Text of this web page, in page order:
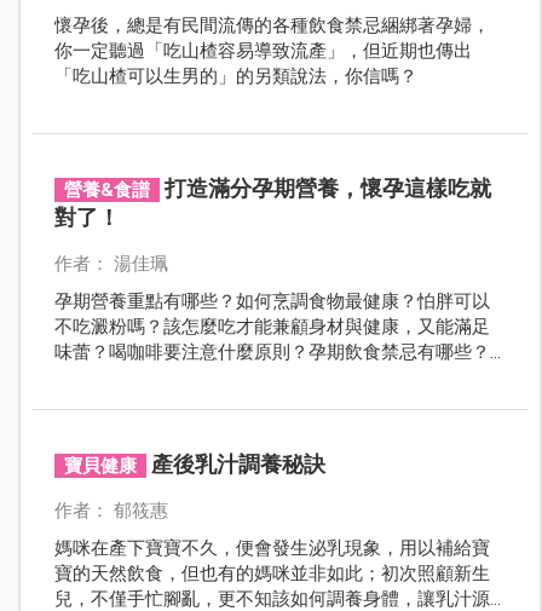
懷孕後，總是有民間流傳的各種飲食禁忌綑綁著孕婦，
你一定聽過「吃山楂容易導致流產」，但近期也傳出
「吃山楂可以生男的」的另類說法，你信嗎？
營養&食譜
打造滿分孕期營養，懷孕這樣吃就
對了！
作者： 湯佳珮
孕期營養重點有哪些？如何烹調食物最健康？怕胖可以
不吃澱粉嗎？該怎麼吃才能兼顧身材與健康，又能滿足
味蕾？喝咖啡要注意什麼原則？孕期飲食禁忌有哪些？
寶貝健康
產後乳汁調養秘訣
作者： 郁筱惠
媽咪在產下寶寶不久，便會發生泌乳現象，用以補給寶
寶的天然飲食，但也有的媽咪並非如此；初次照顧新生
兒，不僅手忙腳亂，更不知該如何調養身體，讓乳汁源